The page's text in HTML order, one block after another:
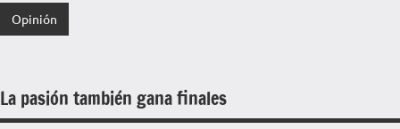
Opinión
La pasión también gana finales